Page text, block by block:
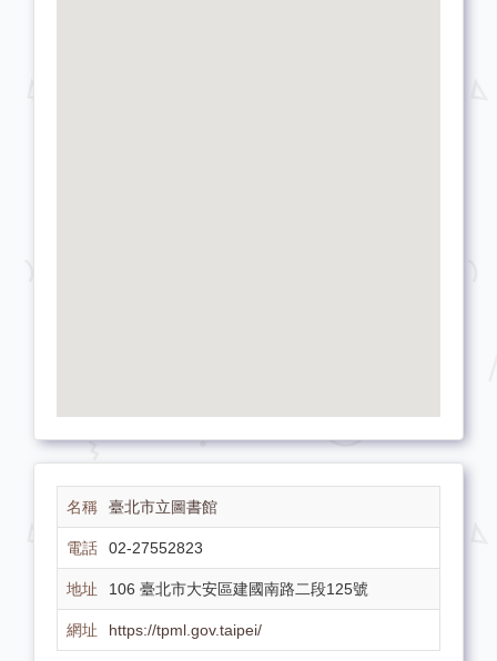
臺北市立圖書館
02-27552823
106 臺北市大安區建國南路二段125號
https://tpml.gov.taipei/